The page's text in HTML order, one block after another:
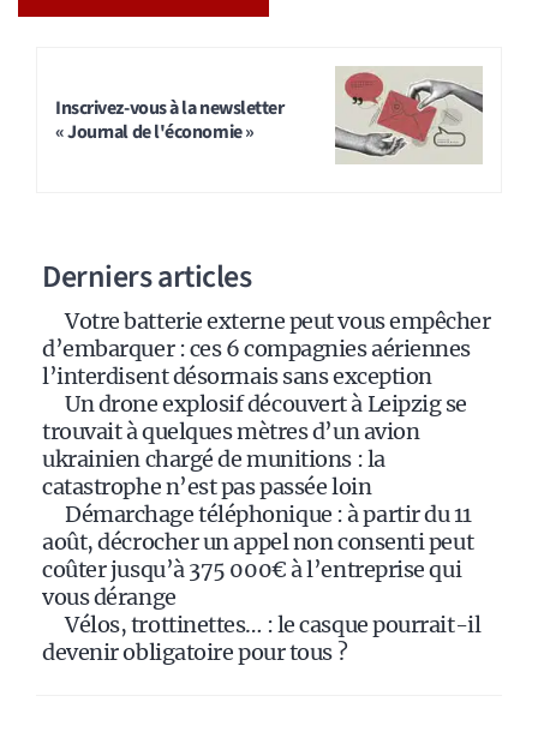
Inscrivez-vous à la newsletter
« Journal de l'économie »
Derniers articles
Votre batterie externe peut vous empêcher
d’embarquer : ces 6 compagnies aériennes
l’interdisent désormais sans exception
Un drone explosif découvert à Leipzig se
trouvait à quelques mètres d’un avion
ukrainien chargé de munitions : la
catastrophe n’est pas passée loin
Démarchage téléphonique : à partir du 11
août, décrocher un appel non consenti peut
coûter jusqu’à 375 000€ à l’entreprise qui
vous dérange
Vélos, trottinettes… : le casque pourrait-il
devenir obligatoire pour tous ?